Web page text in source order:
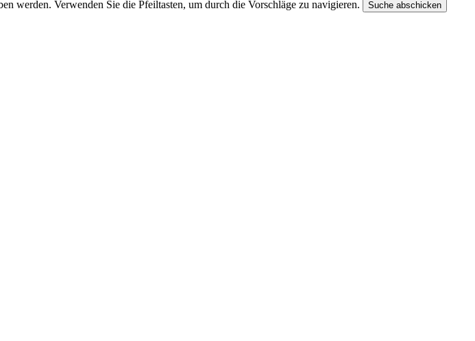
werden. Verwenden Sie die Pfeiltasten, um durch die Vorschläge zu navigieren. Suche abschicken